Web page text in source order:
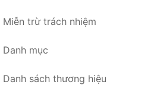
Miễn trừ trách nhiệm
Danh mục
Danh sách thương hiệu